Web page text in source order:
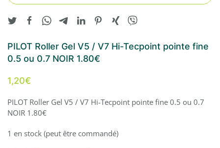
PILOT Roller Gel V5 / V7 Hi-Tecpoint pointe fine
0.5 ou 0.7 NOIR 1.80€
1,20€
PILOT Roller Gel V5 / V7 Hi-Tecpoint pointe fine 0.5 ou 0.7
NOIR 1.80€
1 en stock (peut être commandé)